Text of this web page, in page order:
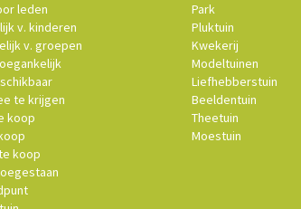
leden
v. kinderen
v. groepen
te krijgen
koop
koop
Park
Pluktuin
Kwekerij
Modeltuinen
Liefhebberstuin
Beeldentuin
Theetuin
Moestuin